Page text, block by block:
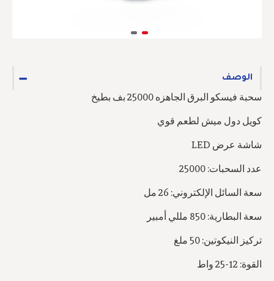
الوصف
سحبة فيسكو البرق الجاهزه 25000 بف بطيخ
كويل دول ميش لطعم قوي
شاشة عرض LED
عدد السحبات: 25000
سعة السائل الإلكتروني: 26 مل
سعة البطارية: 850 مللي أمبير
تركيز النيكوتين: 50 ملغ
القوة: 12-25 واط